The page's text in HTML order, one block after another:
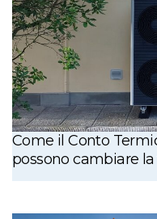
Come il Conto
possono cambiare